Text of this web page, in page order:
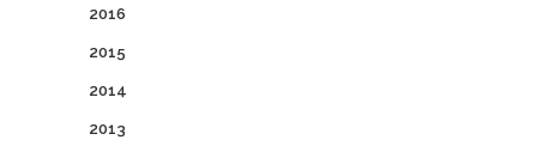
2016
2015
2014
2013